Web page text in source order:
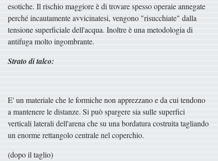
esotiche. Il rischio maggiore è di trovare spesso operaie annegate
perché incautamente avvicinatesi, vengono "risucchiate" dalla
tensione superficiale dell'acqua. Inoltre è una metodologia di
antifuga molto ingombrante.
Strato di talco:
E' un materiale che le formiche non apprezzano e da cui tendono
a mantenere le distanze. Si può spargere sia sulle superfici
verticali laterali dell'arena che su una bordatura costruita tagliando
un enorme rettangolo centrale nel coperchio.
(dopo il taglio)